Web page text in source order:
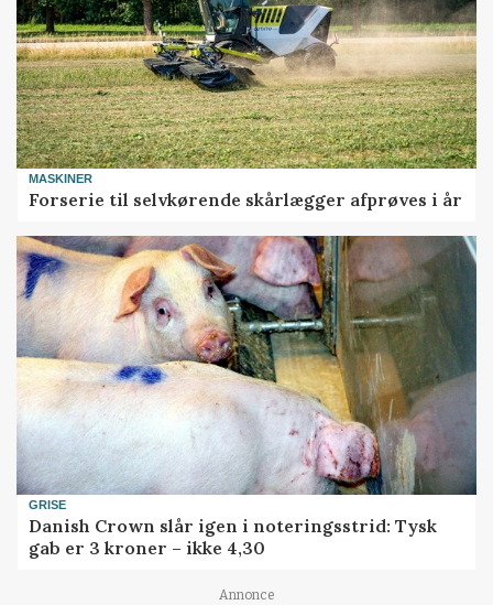
MASKINER
Forserie til selvkørende skårlægger afprøves i år
GRISE
Danish Crown slår igen i noteringsstrid: Tysk
gab er 3 kroner – ikke 4,30
Annonce